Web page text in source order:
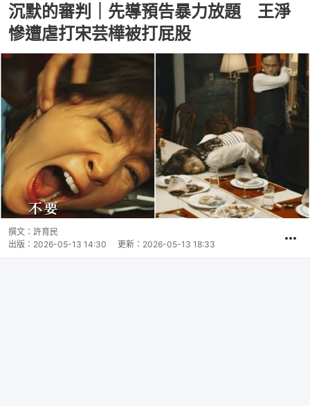
沉默的審判｜先導預告暴力放題 王淨
慘遭虐打宋芸樺被打屁股
撰文： 許育民
出版： 2026-05-13 14:30 更新： 2026-05-13 18:33